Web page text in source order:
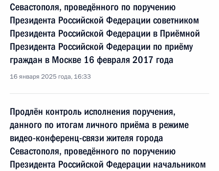
Севастополя, проведённого по поручению
Президента Российской Федерации советником
Президента Российской Федерации в Приёмной
Президента Российской Федерации по приёму
граждан в Москве 16 февраля 2017 года
16 января 2025 года, 16:33
Продлён контроль исполнения поручения,
данного по итогам личного приёма в режиме
видео-конференц-связи жителя города
Севастополя, проведённого по поручению
Президента Российской Федерации начальником